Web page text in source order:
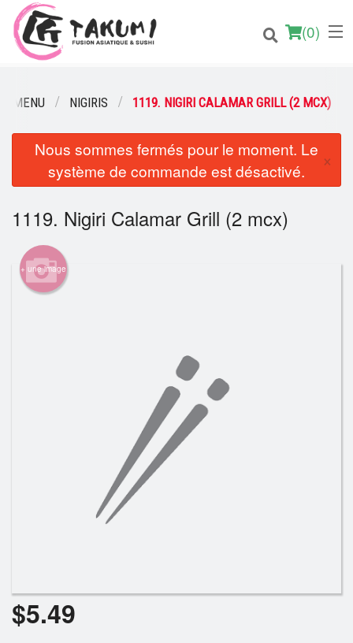
(0)
Commander en ligne
Emplacement
Français
Connection
Inscription
MENU NIGIRIS 1119. NIGIRI CALAMAR GRILL (2 MCX)
Nous sommes fermés pour le moment. Le
système de commande est désactivé.
×
1119. Nigiri Calamar Grill (2 mcx)
+ une image
$5.49